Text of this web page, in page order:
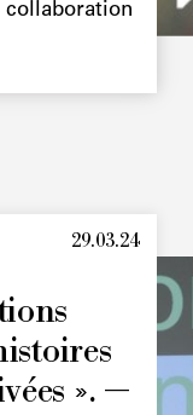
29.03.24
». —